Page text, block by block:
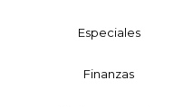
Especiales
Finanzas